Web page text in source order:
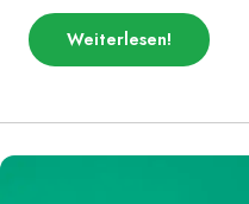
Weiterlesenüber
„Fridays
ordnet
28
!